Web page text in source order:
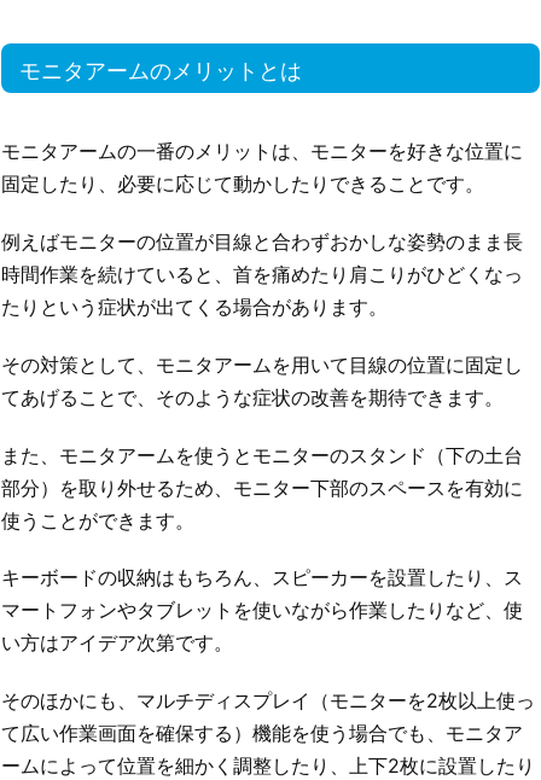
モニタアームのメリットとは
モニタアームの一番のメリットは、モニターを好きな位置に
固定したり、必要に応じて動かしたりできることです。
例えばモニターの位置が目線と合わずおかしな姿勢のまま長
時間作業を続けていると、首を痛めたり肩こりがひどくなっ
たりという症状が出てくる場合があります。
その対策として、モニタアームを用いて目線の位置に固定し
てあげることで、そのような症状の改善を期待できます。
また、モニタアームを使うとモニターのスタンド（下の土台
部分）を取り外せるため、モニター下部のスペースを有効に
使うことができます。
キーボードの収納はもちろん、スピーカーを設置したり、ス
マートフォンやタブレットを使いながら作業したりなど、使
い方はアイデア次第です。
そのほかにも、マルチディスプレイ（モニターを2枚以上使っ
て広い作業画面を確保する）機能を使う場合でも、モニタア
ームによって位置を細かく調整したり、上下2枚に設置したり